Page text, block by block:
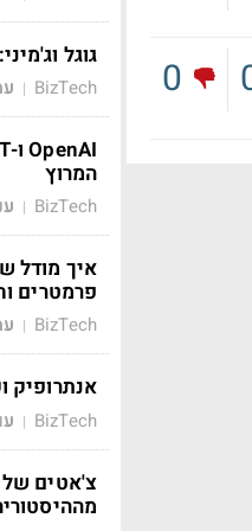
0 גוגל
BizTech
|
המרוץ
BizTech
|
איך מודל
פרמטרים
BizTech
|
אנתרופיק
BizTech
|
צ'אטים של